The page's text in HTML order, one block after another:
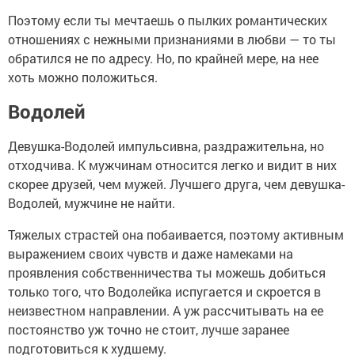
Поэтому если ты мечтаешь о пылких романтических
отношениях с нежными признаниями в любви — то ты
обратился не по адресу. Но, по крайней мере, на нее
хоть можно положиться.
Водолей
Девушка-Водолей импульсивна, раздражительна, но
отходчива. К мужчинам относится легко и видит в них
скорее друзей, чем мужей. Лучшего друга, чем девушка-
Водолей, мужчине не найти.
Тяжелых страстей она побаивается, поэтому активным
выражением своих чувств и даже намеками на
проявления собственничества ты можешь добиться
только того, что Водолейка испугается и скроется в
неизвестном направлении. А уж рассчитывать на ее
постоянство уж точно не стоит, лучше заранее
подготовиться к худшему.